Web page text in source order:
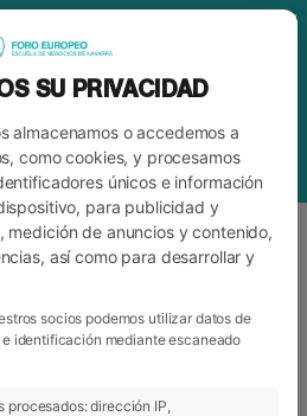
SU PRIVACIDAD
almacenamos o accedemos a
como cookies, y procesamos
únicos e información
para publicidad y
medición de anuncios y contenido,
así como para desarrollar y
socios podemos utilizar datos de
identificación mediante escaneado
procesados: dirección IP,